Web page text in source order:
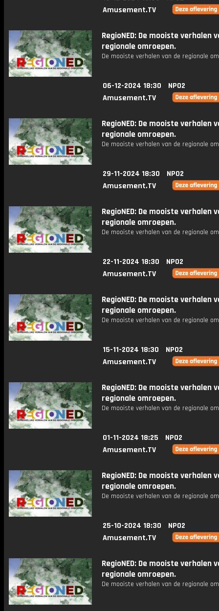
Amusement.TV
RegioNED: De mooiste verhalen
regionale omroepen.
De mooiste verhalen van de regionale
06-12-2024 18:30
NPO2
Amusement.TV
RegioNED: De mooiste verhalen
regionale omroepen.
De mooiste verhalen van de regionale
29-11-2024 18:30
NPO2
Amusement.TV
RegioNED: De mooiste verhalen
regionale omroepen.
De mooiste verhalen van de regionale
22-11-2024 18:30
NPO2
Amusement.TV
RegioNED: De mooiste verhalen
regionale omroepen.
De mooiste verhalen van de regionale
15-11-2024 18:30
NPO2
Amusement.TV
RegioNED: De mooiste verhalen
regionale omroepen.
De mooiste verhalen van de regionale
01-11-2024 18:25
NPO2
Amusement.TV
RegioNED: De mooiste verhalen
regionale omroepen.
De mooiste verhalen van de regionale
25-10-2024 18:30
NPO2
Amusement.TV
RegioNED: De mooiste verhalen
regionale omroepen.
De mooiste verhalen van de regionale